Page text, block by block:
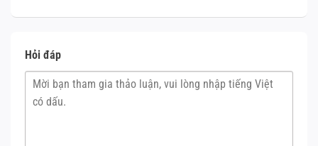
USD. Đó có khả năng là lý do tại sao chip Core i5 thế hệ
cấp hơn.
Theo YouTuber Dave Lee, hiệu năng trên các con chip Intel
thế hệ 10 không được cải thiện quá nhiều. Intel tập trung
Hỏi đáp